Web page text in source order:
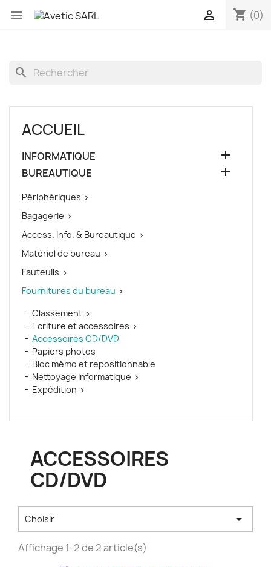
 shopping_cart (0)

search
ACCUEIL
INFORMATIQUE 
BUREAUTIQUE 
Périphériques 
Bagagerie 
Access. Info. & Bureautique 
Matériel de bureau 
Fauteuils 
Fournitures du bureau 
Classement 
Ecriture et accessoires 
Accessoires CD/DVD
Papiers photos
Bloc mémo et repositionnable
Nettoyage informatique 
Expédition 
ACCESSOIRES
CD/DVD
Choisir 
Affichage 1-2 de 2 article(s)